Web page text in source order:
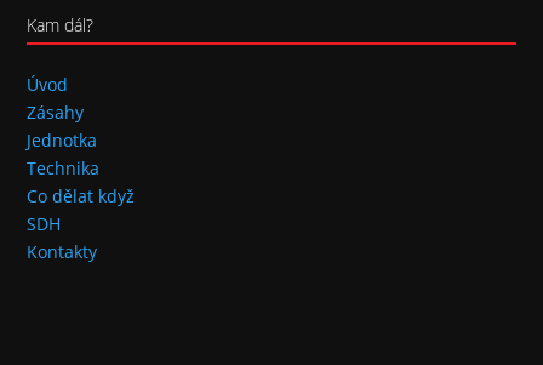
Kam dál?
Úvod
Zásahy
Jednotka
Technika
Co dělat když
SDH
Kontakty